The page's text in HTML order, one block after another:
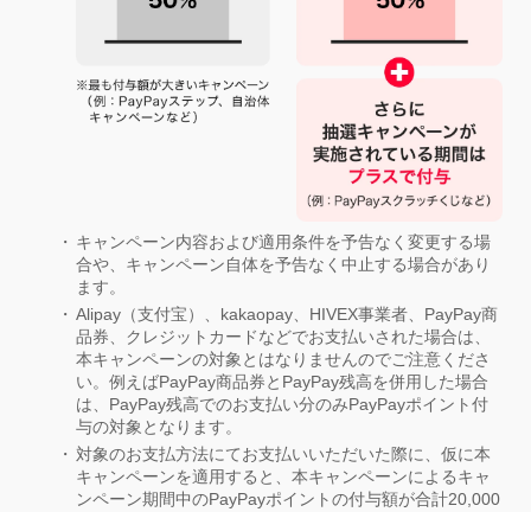
キャンペーン内容および適用条件を予告なく変更する場
合や、キャンペーン自体を予告なく中止する場合があり
ます。
Alipay（支付宝）、kakaopay、HIVEX事業者、PayPay商
品券、クレジットカードなどでお支払いされた場合は、
本キャンペーンの対象とはなりませんのでご注意くださ
い。例えばPayPay商品券とPayPay残高を併用した場合
は、PayPay残高でのお支払い分のみPayPayポイント付
与の対象となります。
対象のお支払方法にてお支払いいただいた際に、仮に本
キャンペーンを適用すると、本キャンペーンによるキャ
ンペーン期間中のPayPayポイントの付与額が合計20,000